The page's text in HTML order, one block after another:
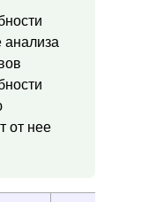
анализа
от нее